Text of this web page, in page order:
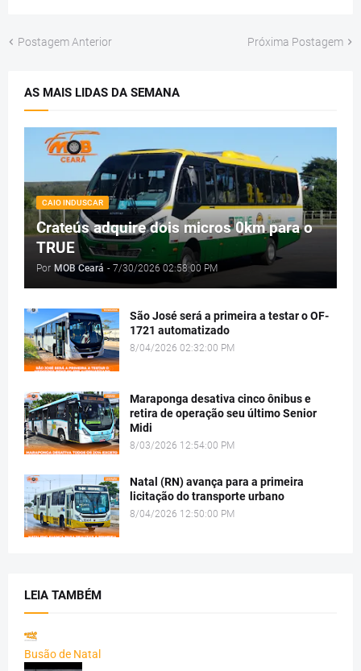
Postagem Anterior Próxima Postagem
AS MAIS LIDAS DA SEMANA
CAIO INDUSCAR
Crateús adquire dois micros 0km para o
TRUE
Por MOB Ceará - 7/30/2026 02:58:00 PM
São José será a primeira a testar o OF-
1721 automatizado
8/04/2026 02:32:00 PM
Maraponga desativa cinco ônibus e
retira de operação seu último Senior
Midi
8/03/2026 12:54:00 PM
Natal (RN) avança para a primeira
licitação do transporte urbano
8/04/2026 12:50:00 PM
LEIA TAMBÉM
Busão de Natal